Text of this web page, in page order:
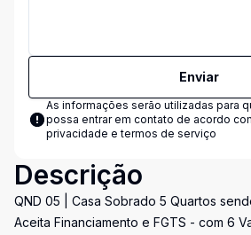
Enviar
As informações serão utilizadas para
possa entrar em contato de acordo
privacidade e termos de serviço
Descrição
QND 05 | Casa Sobrado 5 Quartos
Aceita Financiamento e FGTS - com 6